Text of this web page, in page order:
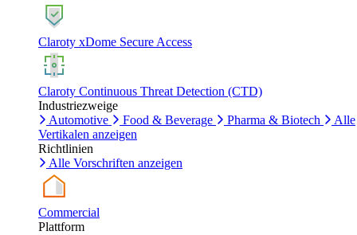
Claroty xDome Secure Access
Claroty Continuous Threat Detection (CTD)
Industriezweige
Automotive
Food & Beverage Pharma & Biotech
Alle
Vertikalen anzeigen
Richtlinien
Alle Vorschriften anzeigen
Commercial
Plattform